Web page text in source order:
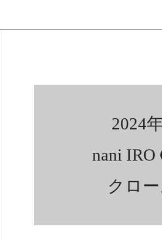
2024
nani IRO
クロ